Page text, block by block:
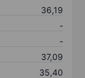
36,19
-
-
37,09
35,40